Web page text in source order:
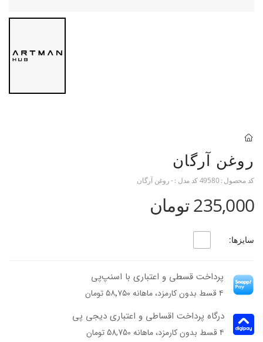
روغن آرگان
کد محصول :49580کد مدل :- روغن آرگان
235,000 تومان
سایزها:
پرداخت قسطی و اعتباری با اسنپ‌پی
۴ قسط بدون کارمزد، ماهانه ۵۸٬۷۵۰ تومان
درگاه پرداخت اقساطی و اعتباری دیجی پی
۴ قسط بدون کارمزد، ماهانه 58,750 تومان